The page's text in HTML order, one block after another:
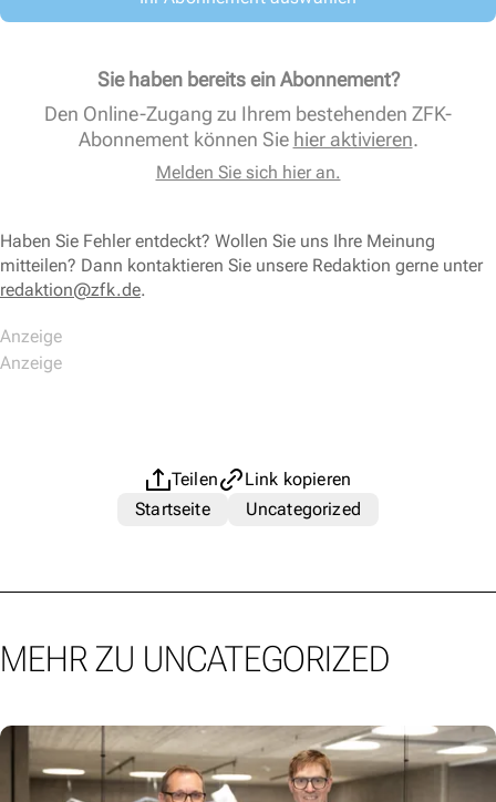
Sie haben bereits ein Abonnement?
Den Online-Zugang zu Ihrem bestehenden ZFK-
Abonnement können Sie hier aktivieren.
Melden Sie sich hier an.
Haben Sie Fehler entdeckt? Wollen Sie uns Ihre Meinung
mitteilen? Dann kontaktieren Sie unsere Redaktion gerne unter
redaktion@zfk.de.
Teilen
Link kopieren
Startseite
Uncategorized
MEHR ZU UNCATEGORIZED